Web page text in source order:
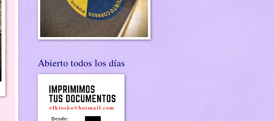
Abierto todos los días